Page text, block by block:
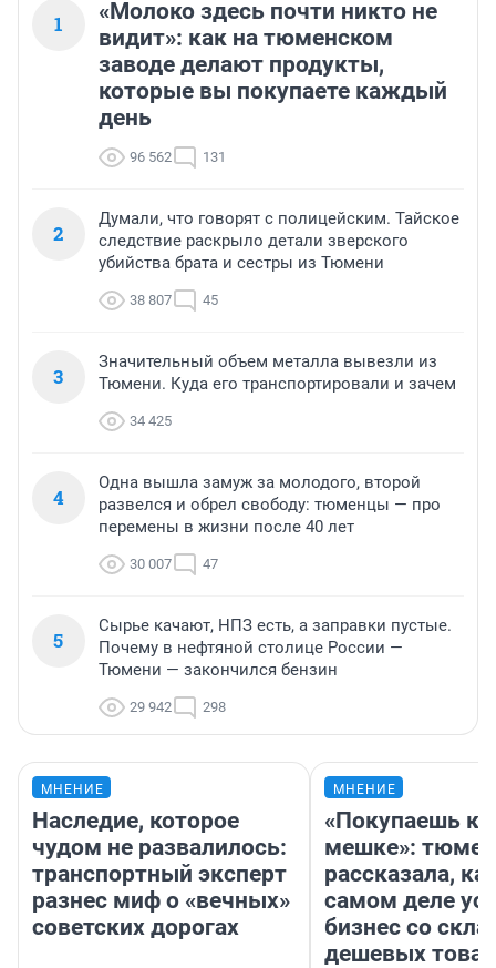
1
«Молоко здесь почти никто не
видит»: как на тюменском
заводе делают продукты,
которые вы покупаете каждый
день
96 562 131
2
Думали, что говорят с полицейским. Тайское
следствие раскрыло детали зверского
убийства брата и сестры из Тюмени
38 807 45
3
Значительный объем металла вывезли из
Тюмени. Куда его транспортировали и зачем
34 425
4
Одна вышла замуж за молодого, второй
развелся и обрел свободу: тюменцы — про
перемены в жизни после 40 лет
30 007 47
5
Сырье качают, НПЗ есть, а заправки пустые.
Почему в нефтяной столице России —
Тюмени — закончился бензин
29 942 298
МНЕНИЕ
Наследие, которое
чудом не развалилось:
транспортный эксперт
разнес миф о «вечных»
советских дорогах
МНЕНИЕ
«Покупаешь
мешке»:
рассказала,
самом деле
бизнес со
дешевых